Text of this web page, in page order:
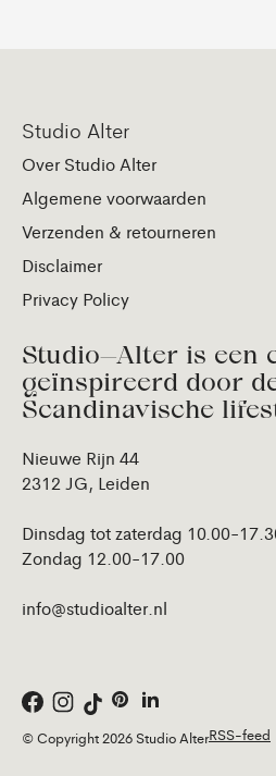
Studio Alter
Over Studio Alter
Algemene voorwaarden
Verzenden & retourneren
Disclaimer
Privacy Policy
Studio—Alter is een
geïnspireerd door
Scandinavische
Nieuwe Rijn 44
2312 JG, Leiden
Dinsdag tot zaterdag 10.00-
Zondag 12.00-17.00
info@studioalter.nl
© Copyright 2026 Studio AlterRSS-feed